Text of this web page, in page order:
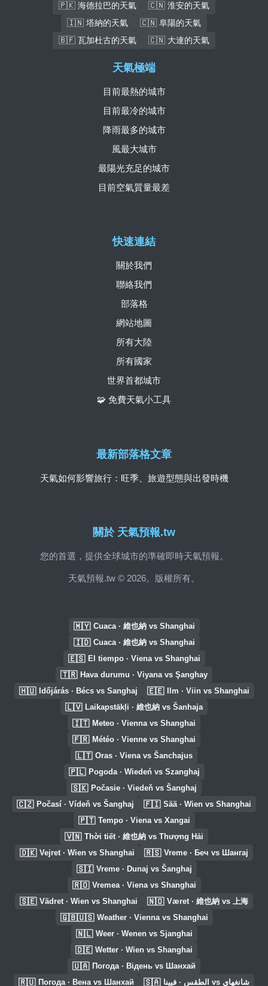
🇵🇰 海德拉巴的天氣
🇨🇳 淮安的天氣
🇮🇳 塔納的天氣
🇨🇳 阜陽的天氣
🇧🇫 瓦加杜古的天氣
🇨🇳 大連的天氣
關於 天氣預報.tw
您的首選，提供全球城市的準確即時天氣預報。
天氣預報.tw © 2026。版權所有。
快速連結
關於我們
聯絡我們
部落格
網站地圖
所有大陸
所有國家
世界首都城市
🧩 免費天氣小工具
天氣極端
目前最熱的城市
目前最冷的城市
降雨最多的城市
風最大城市
最陽光充足的城市
目前空氣質量最差
最新部落格文章
天氣如何影響旅行：旺季、旅遊型態與出發時機
🇲🇾 Cuaca · 維也納 vs Shanghai
🇮🇩 Cuaca · 維也納 vs Shanghai
🇪🇸 El tiempo · Viena vs Shanghai
🇹🇷 Hava durumu · Viyana vs Şanghay
🇭🇺 Időjárás · Bécs vs Sanghaj 🇪🇪 Ilm · Viin vs Shanghai
🇱🇻 Laikapstākļi · 維也納 vs Šanhaja
🇮🇹 Meteo · Vienna vs Shanghai
🇫🇷 Météo · Vienne vs Shanghai
🇱🇹 Oras · Viena vs Šanchajus
🇵🇱 Pogoda · Wiedeń vs Szanghaj
🇸🇰 Počasie · Viedeň vs Šanghaj
🇨🇿 Počasí · Vídeň vs Šanghaj 🇫🇮 Sää · Wien vs Shanghai
🇵🇹 Tempo · Viena vs Xangai
🇻🇳 Thời tiết · 維也納 vs Thượng Hải
🇩🇰 Vejret · Wien vs Shanghai 🇷🇸 Vreme · Беч vs Шангај
🇸🇮 Vreme · Dunaj vs Šanghaj
🇷🇴 Vremea · Viena vs Shanghai
🇸🇪 Vädret · Wien vs Shanghai 🇳🇴 Været · 維也納 vs 上海
🇬🇧🇺🇸 Weather · Vienna vs Shanghai
🇳🇱 Weer · Wenen vs Sjanghai
🇩🇪 Wetter · Wien vs Shanghai
🇺🇦 Погода · Відень vs Шанхай
🇷🇺 Погода · Вена vs Шанхай 🇸🇦 الطقس · فيينا vs شانغهاي